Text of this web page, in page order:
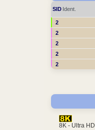
SID Ident.
2
2
2
2
2
8K - Ultra HD